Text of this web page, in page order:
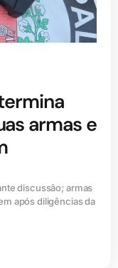
armas e
discussão; armas
após diligências da